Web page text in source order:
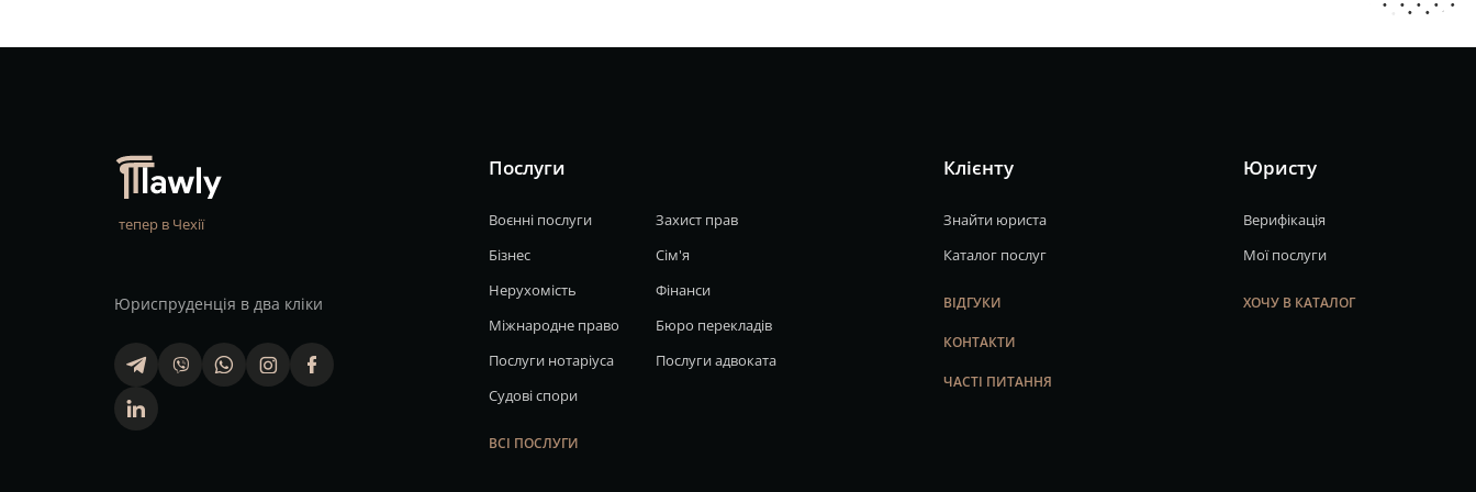
тепер в Чехії
Юриспруденція в два кліки
telegram viber whatsapp finstagram facebook
linkedin
Послуги
Воєнні послуги
Захист прав
Бізнес
Сім'я
Нерухомість
Фінанси
Міжнародне право
Бюро перекладів
Послуги нотаріуса
Послуги адвоката
Судові спори
ВСІ ПОСЛУГИ
Клієнту
Знайти юриста
Каталог послуг
ВІДГУКИ
КОНТАКТИ
ЧАСТІ ПИТАННЯ
Юристу
Верифікація
Мої послуги
ХОЧУ В КАТАЛОГ